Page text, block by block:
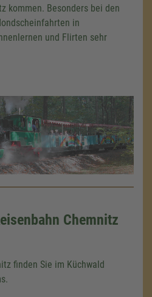
kommen. Besonders bei den
in
und Flirten sehr
Chemnitz
finden Sie im Küchwald